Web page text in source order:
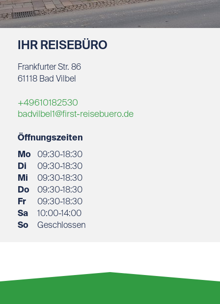
IHR REISEBÜRO
Frankfurter Str. 86
61118 Bad Vilbel
+49610182530
badvilbel1@first-reisebuero.de
Öffnungszeiten
Mo
09:30-18:30
Di
09:30-18:30
Mi
09:30-18:30
Do
09:30-18:30
Fr
09:30-18:30
Sa
10:00-14:00
So
Geschlossen